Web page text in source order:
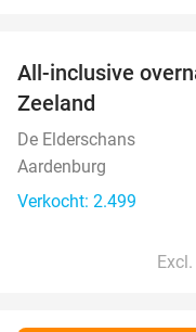
All-inclusive
Zeeland
De Elderschans
Aardenburg
Verkocht: 2.499